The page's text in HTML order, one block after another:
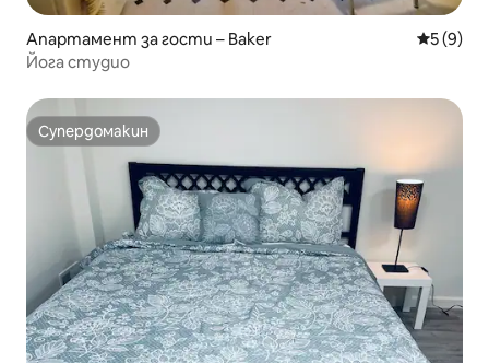
Апартамент за гости – Baker Средна
5 (9)
Йога студио
Супердомакин
Супердомакин